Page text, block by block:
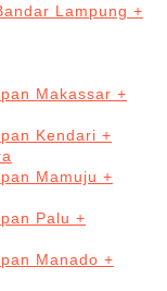
Lampung +
Makassar +
Kendari +
Mamuju +
Palu +
Manado +